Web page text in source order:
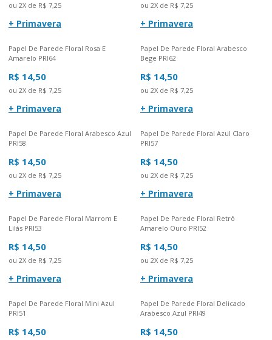
ou 2X de R$ 7,25
+ Primavera
ou 2X de R$ 7,25
+ Primavera
Papel De Parede Floral Rosa E
Amarelo PRI64
R$ 14,50
ou 2X de R$ 7,25
+ Primavera
Papel De Parede Floral Arabesco
Bege PRI62
R$ 14,50
ou 2X de R$ 7,25
+ Primavera
Papel De Parede Floral Arabesco Azul
PRI58
R$ 14,50
ou 2X de R$ 7,25
+ Primavera
Papel De Parede Floral Azul Claro
PRI57
R$ 14,50
ou 2X de R$ 7,25
+ Primavera
Papel De Parede Floral Marrom E
Lilás PRI53
R$ 14,50
ou 2X de R$ 7,25
+ Primavera
Papel De Parede Floral Retrô
Amarelo Ouro PRI52
R$ 14,50
ou 2X de R$ 7,25
+ Primavera
Papel De Parede Floral Mini Azul
PRI51
R$ 14,50
Papel De Parede Floral Delicado
Arabesco Azul PRI49
R$ 14,50